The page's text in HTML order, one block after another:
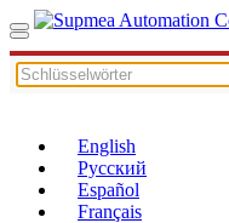
English
Русский
Español
Français